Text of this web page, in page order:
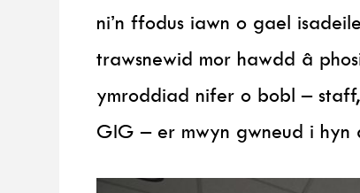
ni’n ffodus iawn o gael
trawsnewid mor hawdd â
ymroddiad nifer o bobl –
GIG – er mwyn gwneud i hyn